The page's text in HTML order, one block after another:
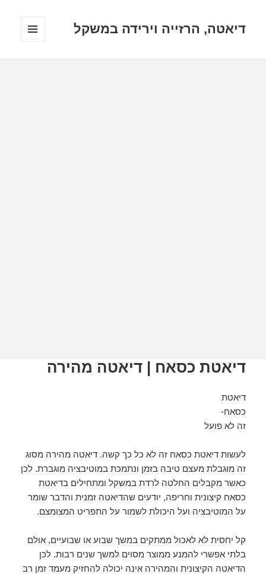
דיאטה, הרזייה וירידה במשקל
דיאטת כסאח | דיאטה מהירה
דיאטת
כסאח-
זה לא פועל
לעשות דיאטת כסאח זה לא כל כך קשה. דיאטה מהירה מסוג
זה מוגבלת מעצם טיבה בזמן ונתמכת במוטיבציה מוגברת. לכן
כאשר מקבלים החלטה לרדת במשקל ומתחילים בדיאטת
כסאח קיצונית וחריפה, יודעים שהדיאטה זמנית והדבר שומר
על המוטיבציה ועל היכולת לשמור על התפריט המצומצם.
קל יחסית לא לאכול ממתקים במשך שבוע או שבועיים, אולם
בלתי אפשרי להמנע ממוצר מסוים למשך שנים רבות. לכן
הדיאטה הקיצונית והמהירה אינה יכולה להחזיק מעמד זמן רב